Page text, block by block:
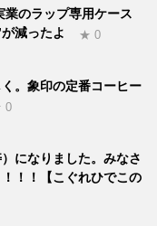
のラップ専用ケース
減ったよ
★ 0
。象印の定番コーヒー
0
になりました。みなさ
！！【こぐれひでこの